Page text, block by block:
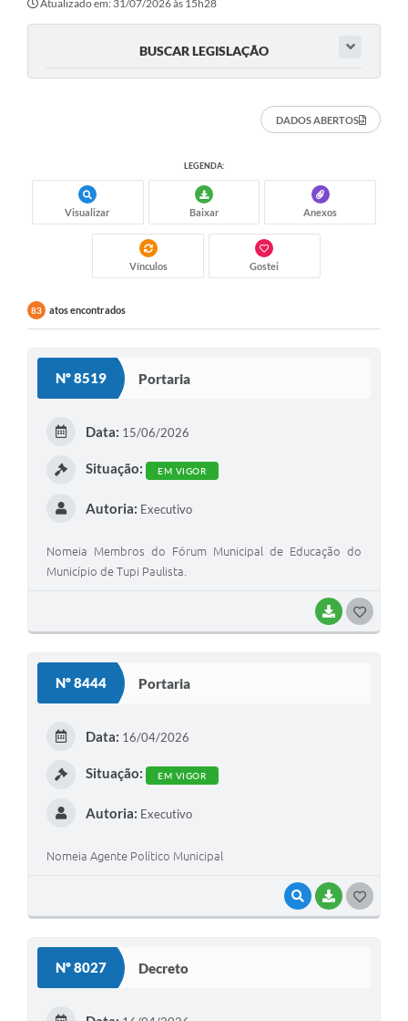
Atualizado em: 31/07/2026 às 15h28
BUSCAR LEGISLAÇÃO
DADOS ABERTOS
LEGENDA:
Visualizar Baixar Anexos
Vínculos Gostei
83 atos encontrados
Nº 8519 Portaria
BAIXAR
Data: 15/06/2026
Situação: EM VIGOR
Autoria: Executivo
Nomeia Membros do Fórum Municipal de Educação do
Município de Tupi Paulista.
Nº 8444 Portaria
VISUALIZAR
BAIXAR
Data: 16/04/2026
Situação: EM VIGOR
Autoria: Executivo
Nomeia Agente Político Municipal
Nº 8027 Decreto